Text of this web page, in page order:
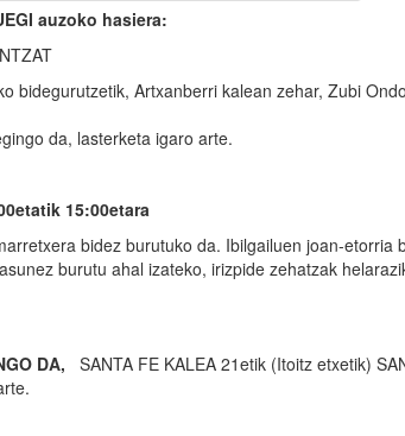
auzoko hasiera:
bidegurutzetik, Artxanberri kalean zehar, Zubi
da, lasterketa igaro arte.
15:00etara
bidez burutuko da. Ibilgailuen joan-etorria
burutu ahal izateko, irizpide zehatzak
DA,
SANTA FE KALEA 21etik (Itoitz etxetik)